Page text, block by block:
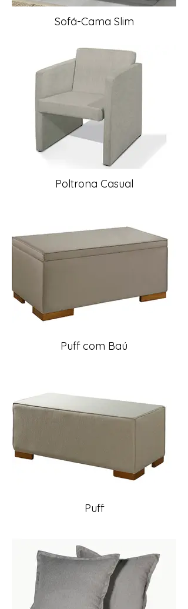
Sofá-Cama Slim
Poltrona Casual
Puff com Baú
Puff